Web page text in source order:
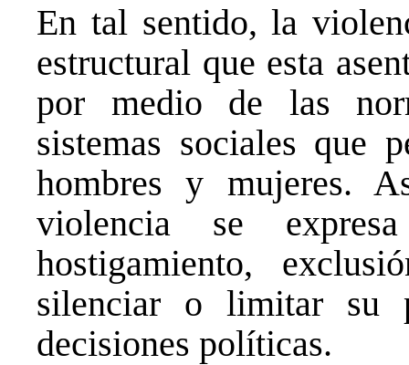
En tal sentido, la
estructural que esta
por medio de las
sistemas sociales que
hombres y mujeres.
violencia se
hostigamiento,
silenciar o limitar su
decisiones políticas.